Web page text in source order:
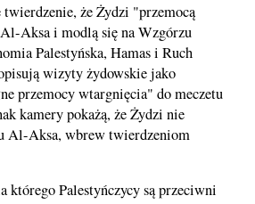
że Żydzi "przemocą
Aksa i modlą się na Wzgórzu
Palestyńska, Hamas i Ruch
wizyty żydowskie jako
przemocy wtargnięcia" do meczetu
kamery pokażą, że Żydzi nie
Al-Aksa, wbrew twierdzeniom
którego Palestyńczycy są przeciwni